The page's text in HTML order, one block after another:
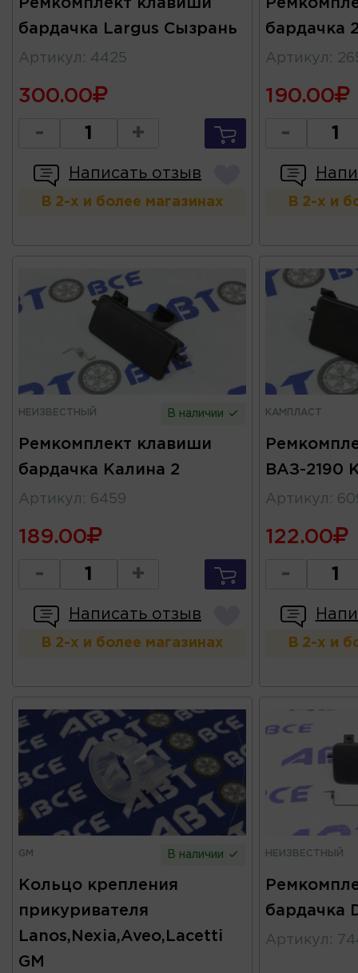
Ремкомплект клавиши
бардачка Largus Сызрань
Артикул : 4425
300.00
- +
Написать отзыв
В 2-х и более магазинах
бардачка
Артикул :
190.00
-
В 2-х и
НЕИЗВЕСТНЫЙ В наличии
Ремкомплект клавиши
бардачка Калина 2
Артикул : 6459
189.00
- +
Написать отзыв
В 2-х и более магазинах
КАМПЛАСТ
ВАЗ-2190
Артикул :
122.00
-
В 2-х и
GM В наличии
Кольцо крепления
прикуривателя
Lanos,Nexia,Aveo,Lacetti
GM
НЕИЗВЕСТНЫЙ
бардачка
Артикул :